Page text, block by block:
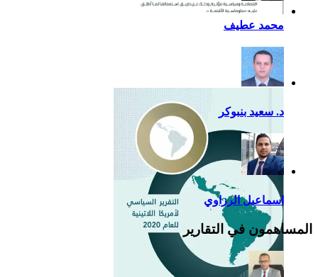
إضافية لدعم القوة الناعمة
للصين في أمريكا اللاتينية
محمد عطيف
د. سعيد بنبوكر
اسماعيل الرزاوي
المساهمون في التقارير